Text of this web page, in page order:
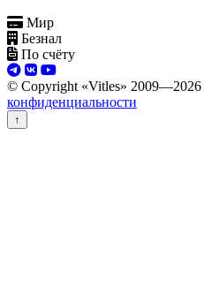
Мир
Безнал
По счёту
© Copyright «Vitles» 2009—2026
конфиденциальности
↑